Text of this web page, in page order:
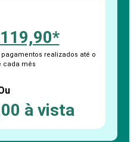
realizados até o
cada mês
à vista